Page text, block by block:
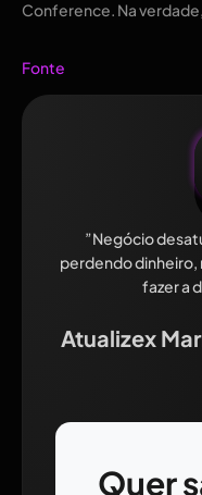
Conference. Na
Fonte
”Negócio
perdendo dinheiro,
fazer a
Atualizex
Quer